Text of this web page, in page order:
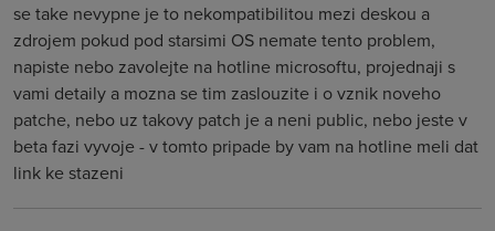
se take nevypne je to nekompatibilitou mezi deskou a
zdrojem pokud pod starsimi OS nemate tento problem,
napiste nebo zavolejte na hotline microsoftu, projednaji s
vami detaily a mozna se tim zaslouzite i o vznik noveho
patche, nebo uz takovy patch je a neni public, nebo jeste v
beta fazi vyvoje - v tomto pripade by vam na hotline meli dat
link ke stazeni